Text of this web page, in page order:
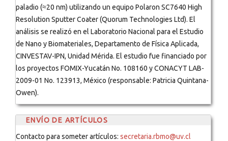
paladio (≈20 nm) utilizando un equipo Polaron SC7640 High
Resolution Sputter Coater (Quorum Technologies Ltd). El
análisis se realizó en el Laboratorio Nacional para el Estudio
de Nano y Biomateriales, Departamento de Física Aplicada,
CINVESTAV-IPN, Unidad Mérida. El estudio fue financiado por
los proyectos FOMIX-Yucatán No. 108160 y CONACYT LAB-
2009-01 No. 123913, México (responsable: Patricia Quintana-
Owen).
ENVÍO DE ARTÍCULOS
Contacto para someter artículos: secretaria.rbmo@uv.cl